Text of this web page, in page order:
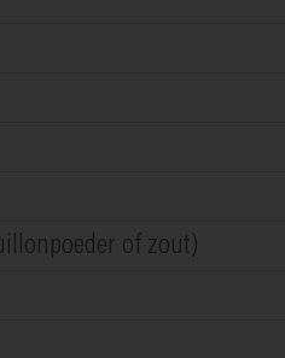
of zout)